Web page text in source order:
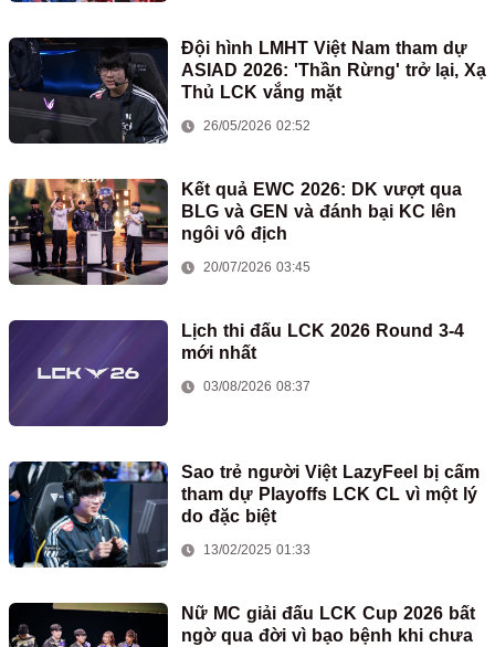
Đội hình LMHT Việt Nam tham dự
ASIAD 2026: 'Thần Rừng' trở lại, Xạ
Thủ LCK vắng mặt
26/05/2026 02:52
Kết quả EWC 2026: DK vượt qua
BLG và GEN và đánh bại KC lên
ngôi vô địch
20/07/2026 03:45
Lịch thi đấu LCK 2026 Round 3-4
mới nhất
03/08/2026 08:37
Sao trẻ người Việt LazyFeel bị cấm
tham dự Playoffs LCK CL vì một lý
do đặc biệt
13/02/2025 01:33
Nữ MC giải đấu LCK Cup 2026 bất
ngờ qua đời vì bạo bệnh khi chưa